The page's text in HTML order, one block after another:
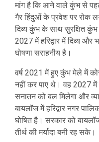
मांग है कि आने वाले कुंभ से
गैर हिंदुओं के प्रवेश पर रोक
दिव्य कुंभ के साथ सुरक्षित
2027 में हरिद्वार में दिव्य
घोषणा सराहनीय है।
वर्ष 2021 में हुए कुंभ मेले में
नहीं कर पाए थे। वह 2027
सनातन को बल मिलेगा और
बायलॉज में हरिद्वार नगर
घोषित है। सरकार को
तीर्थ की मर्यादा बनी रह सके।